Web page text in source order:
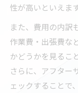
性が高いといえます
また、費用の内訳
作業費・出張費な
かどうかを見るこ
さらに、アフター
ェックすることで